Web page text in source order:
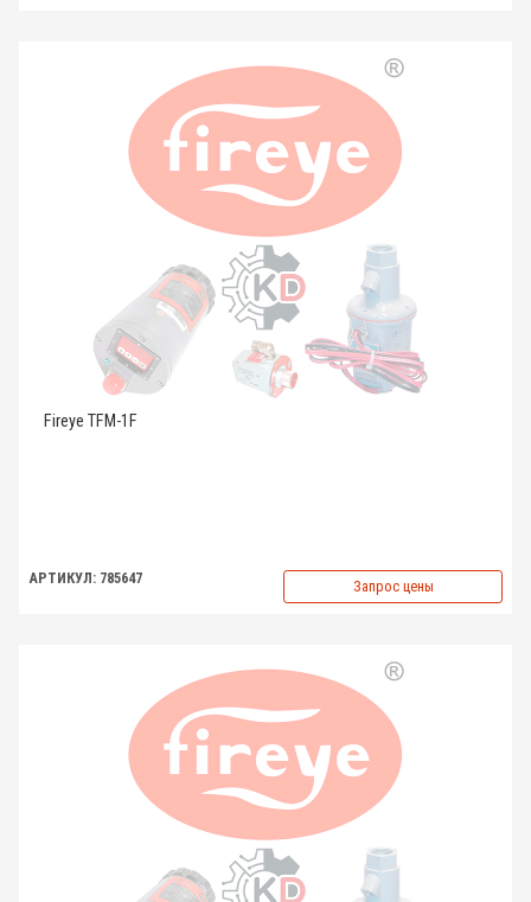
Fireye TFM-1F
АРТИКУЛ: 785647 Запрос цены